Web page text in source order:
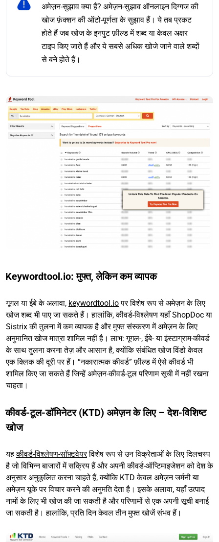
अमेज़न-सुझाव क्या हैं? अमेज़न-सुझाव ऑनलाइन दिग्गज की
खोज फ़ंक्शन की ऑटो-पूर्णता के सुझाव हैं। ये तब प्रकट
होते हैं जब खोज के इनपुट फ़ील्ड में शब्द या केवल अक्षर
टाइप किए जाते हैं और ये सबसे अधिक खोजे जाने वाले शब्दों
से बने होते हैं।
Keywordtool.io: मुफ्त, लेकिन कम व्यापक
गूगल या ईबे के अलावा, keywordtool.ioपर विशेष रूप से अमेज़न के लिए
खोज शब्द भी पाए जा सकते हैं। हालांकि, कीवर्ड-विश्लेषण यहाँ ShopDoc या
Sistrix की तुलना में कम व्यापक है और मुफ्त संस्करण में अमेज़न के लिए
अनुमानित खोज मात्रा शामिल नहीं है। लाभ: गूगल-, ईबे- या इंस्टाग्राम-कीवर्ड
के साथ तुलना करना तेज़ और आसान है, क्योंकि संबंधित खोज विंडो केवल
एक क्लिक की दूरी पर हैं। “नकारात्मक कीवर्ड” फ़ील्ड में ऐसे कीवर्ड भी
शामिल किए जा सकते हैं जिन्हें अमेज़न-कीवर्ड-टूल परिणाम सूची में नहीं रखना
चाहता।
कीवर्ड-टूल-डॉमिनेटर (KTD) अमेज़न के लिए – देश-विशिष्ट
खोज
यहकीवर्ड-विश्लेषण-सॉफ़्टवेयरविशेष रूप से उन विक्रेताओं के लिए दिलचस्प
है जो विभिन्न बाजारों में सक्रिय हैं और अपनी कीवर्ड-ऑप्टिमाइजेशन को देश के
अनुसार अनुकूलित करना चाहते हैं, क्योंकि KTD केवल अमेज़न जर्मनी या
अमेज़न यूके पर विचार करने की अनुमति देता है। इसके अलावा, यहाँ उत्पाद
नामों के लिए भी खोज की जा सकती है और परिणामों से एक अपनी सूची बनाई
जा सकती है। हालांकि, प्रति दिन केवल तीन मुफ्त खोजें संभव हैं।